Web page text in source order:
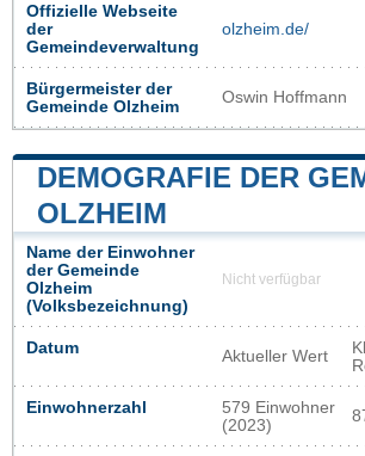
Offizielle Webseite
der
Gemeindeverwaltung
olzheim.de/
Bürgermeister der
Gemeinde Olzheim
Oswin Hoffmann
DEMOGRAFIE DER
OLZHEIM
Name der Einwohner
der Gemeinde
Olzheim
(Volksbezeichnung)
Nicht verfügbar
Datum Aktueller Wert
Einwohnerzahl
579 Einwohner
(2023)